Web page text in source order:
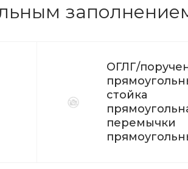
ОГЛГ/
стойка
перемычки